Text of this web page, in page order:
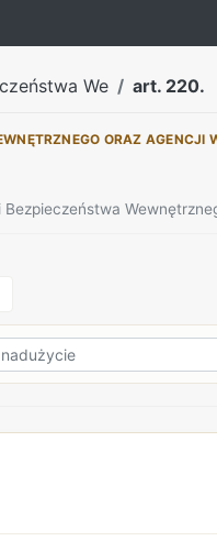
We art. 220.
ORAZ AGENCJI